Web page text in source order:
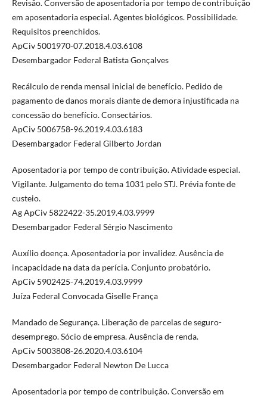
Revisão. Conversão de aposentadoria por tempo de contribuição
em aposentadoria especial. Agentes biológicos. Possibilidade.
Requisitos preenchidos.
ApCiv 5001970-07.2018.4.03.6108
Desembargador Federal Batista Gonçalves
Recálculo de renda mensal inicial de benefício. Pedido de
pagamento de danos morais diante de demora injustificada na
concessão do benefício. Consectários.
ApCiv 5006758-96.2019.4.03.6183
Desembargador Federal Gilberto Jordan
Aposentadoria por tempo de contribuição. Atividade especial.
Vigilante. Julgamento do tema 1031 pelo STJ. Prévia fonte de
custeio.
Ag ApCiv 5822422-35.2019.4.03.9999
Desembargador Federal Sérgio Nascimento
Auxílio doença. Aposentadoria por invalidez. Ausência de
incapacidade na data da perícia. Conjunto probatório.
ApCiv 5902425-74.2019.4.03.9999
Juíza Federal Convocada Giselle França
Mandado de Segurança. Liberação de parcelas de seguro-
desemprego. Sócio de empresa. Ausência de renda.
ApCiv 5003808-26.2020.4.03.6104
Desembargador Federal Newton De Lucca
Aposentadoria por tempo de contribuição. Conversão em